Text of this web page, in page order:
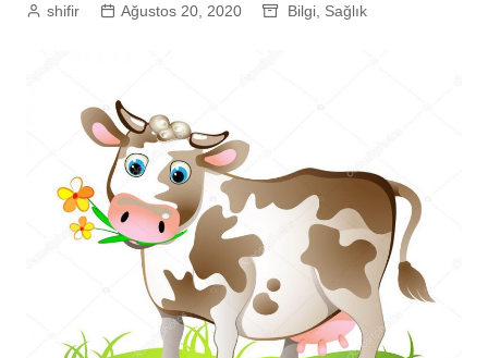
shifir Ağustos 20, 2020 Bilgi, Sağlık